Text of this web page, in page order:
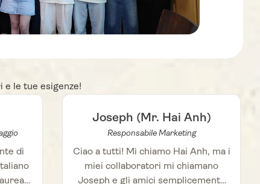
e le tue esigenze!
di
Joseph (Mr. Hai Anh)
Responsabile Marketing
Ciao a tutti! Mi chiamo Hai Anh, ma i
miei collaboratori mi chiamano
Joseph e gli amici semplicemente